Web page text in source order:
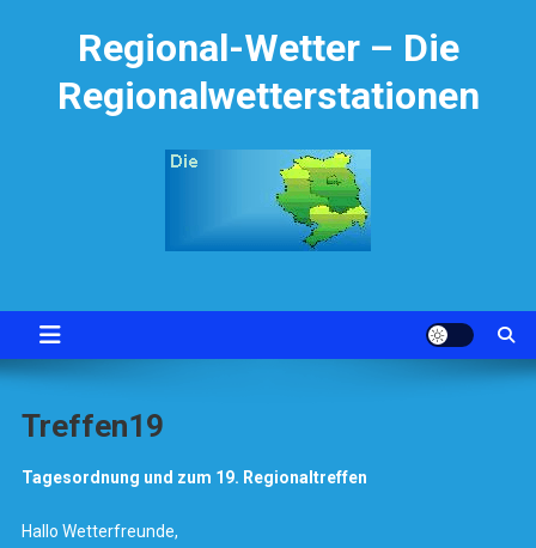
Regional-Wetter – Die
Regionalwetterstationen
Treffen19
Tagesordnung und zum 19. Regionaltreffen
Hallo Wetterfreunde,